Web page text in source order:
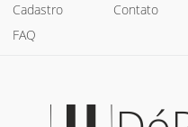
Cadastro
Contato
FAQ